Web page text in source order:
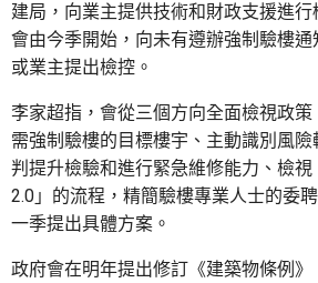
建局，向業主提供技術和財政支援進
會由今季開始，向未有遵辦強制驗樓
或業主提出檢控。
李家超指，會從三個方向全面檢視政
需強制驗樓的目標樓宇、主動識別風
判提升檢驗和進行緊急維修能力、檢
2.0」的流程，精簡驗樓專業人士的委
一季提出具體方案。
政府會在明年提出修訂《建築物條例